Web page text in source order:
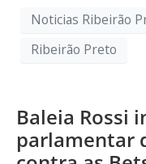
Noticias Ribeirão
Ribeirão Preto
Baleia Rossi
parlamentar